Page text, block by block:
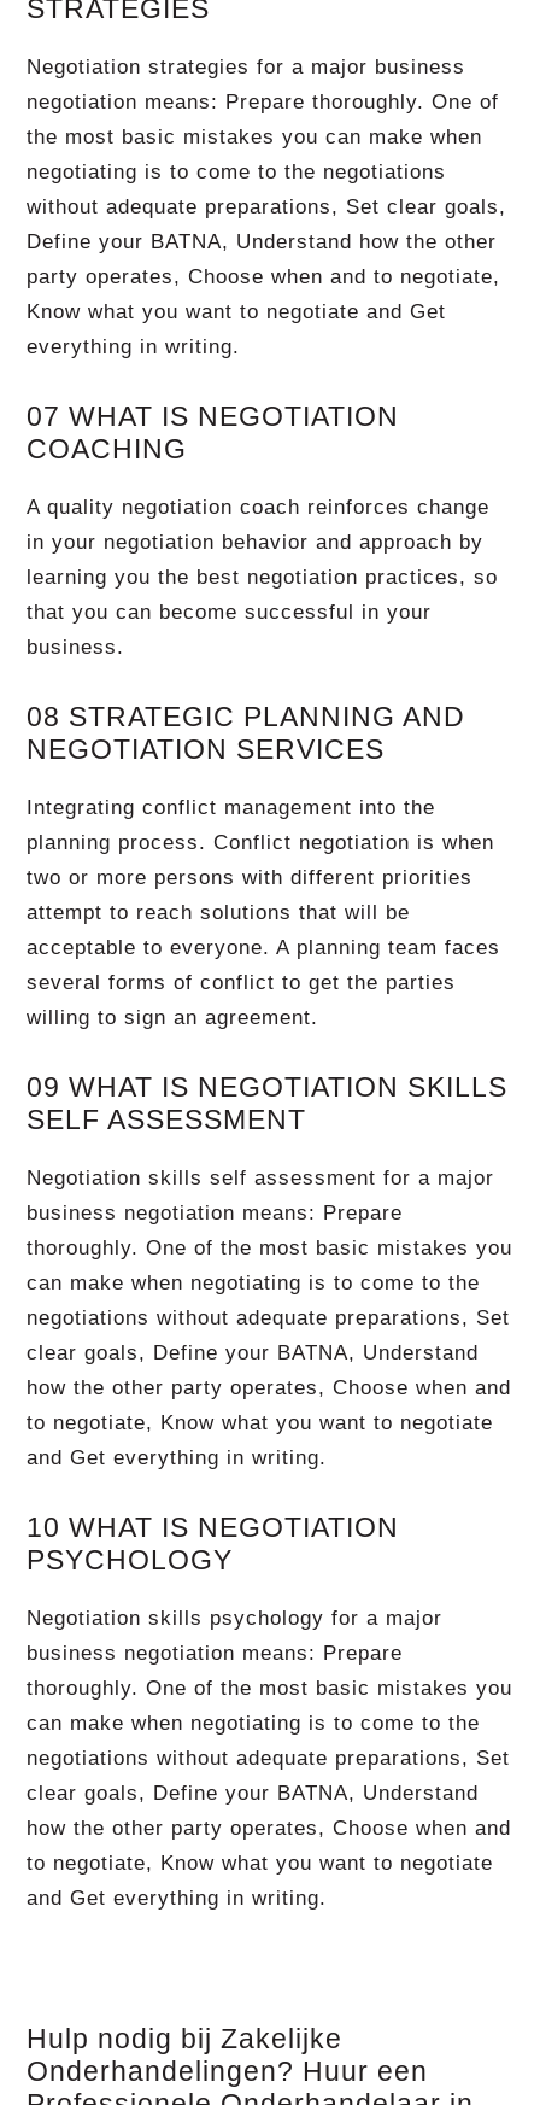
STRATEGIES
Negotiation strategies for a major business
negotiation means: Prepare thoroughly. One of
the most basic mistakes you can make when
negotiating is to come to the negotiations
without adequate preparations, Set clear goals,
Define your BATNA, Understand how the other
party operates, Choose when and to negotiate,
Know what you want to negotiate and Get
everything in writing.
07 WHAT IS NEGOTIATION
COACHING
A quality negotiation coach reinforces change
in your negotiation behavior and approach by
learning you the best negotiation practices, so
that you can become successful in your
business.
08 STRATEGIC PLANNING AND
NEGOTIATION SERVICES
Integrating conflict management into the
planning process. Conflict negotiation is when
two or more persons with different priorities
attempt to reach solutions that will be
acceptable to everyone. A planning team faces
several forms of conflict to get the parties
willing to sign an agreement.
09 WHAT IS NEGOTIATION SKILLS
SELF ASSESSMENT
Negotiation skills self assessment for a major
business negotiation means: Prepare
thoroughly. One of the most basic mistakes you
can make when negotiating is to come to the
negotiations without adequate preparations, Set
clear goals, Define your BATNA, Understand
how the other party operates, Choose when and
to negotiate, Know what you want to negotiate
and Get everything in writing.
10 WHAT IS NEGOTIATION
PSYCHOLOGY
Negotiation skills psychology for a major
business negotiation means: Prepare
thoroughly. One of the most basic mistakes you
can make when negotiating is to come to the
negotiations without adequate preparations, Set
clear goals, Define your BATNA, Understand
how the other party operates, Choose when and
to negotiate, Know what you want to negotiate
and Get everything in writing.
Hulp nodig bij Zakelijke
Onderhandelingen? Huur een